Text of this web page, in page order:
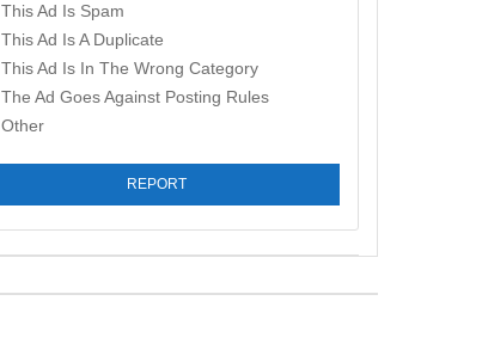
This Ad Is Spam
This Ad Is A Duplicate
This Ad Is In The Wrong Category
The Ad Goes Against Posting Rules
Other
REPORT